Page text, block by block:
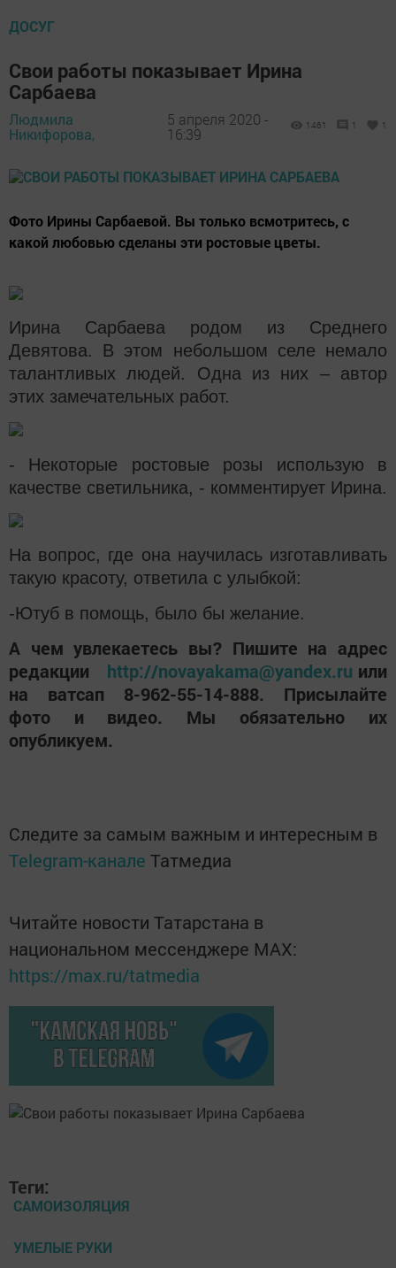
ДОСУГ
Свои работы показывает Ирина
Сарбаева
Людмила
Никифорова,
5 апреля 2020 -
16:39
1461 1 1
Фото Ирины Сарбаевой. Вы только всмотритесь, с
какой любовью сделаны эти ростовые цветы.
Ирина Сарбаева родом из Среднего
Девятова. В этом небольшом селе немало
талантливых людей. Одна из них – автор
этих замечательных работ.
- Некоторые ростовые розы использую в
качестве светильника, - комментирует Ирина.
На вопрос, где она научилась изготавливать
такую красоту, ответила с улыбкой:
-Ютуб в помощь, было бы желание.
А чем увлекаетесь вы? Пишите на адрес
редакции http://novayakama@yandex.ru или
на ватсап 8-962-55-14-888. Присылайте
фото и видео. Мы обязательно их
опубликуем.
Следите за самым важным и интересным в
Telegram-канале Татмедиа
Читайте новости Татарстана в
национальном мессенджере MАХ:
https://max.ru/tatmedia
Теги:
САМОИЗОЛЯЦИЯ
УМЕЛЫЕ РУКИ